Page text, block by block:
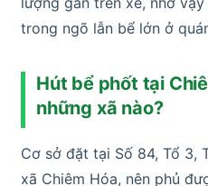
trong ngõ lẫn bể lớn ở
Hút bể phốt tại
những xã nào?
Cơ sở đặt tại Số 84, Tổ 3,
xã Chiêm Hóa, nên phủ